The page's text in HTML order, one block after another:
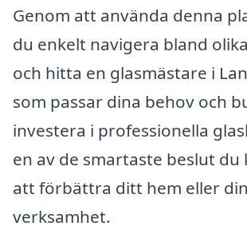
Genom att använda denna
du enkelt navigera bland
och hitta en glasmästare i
som passar dina behov och
investera i professionella
en av de smartaste beslut
att förbättra ditt hem eller din
verksamhet.